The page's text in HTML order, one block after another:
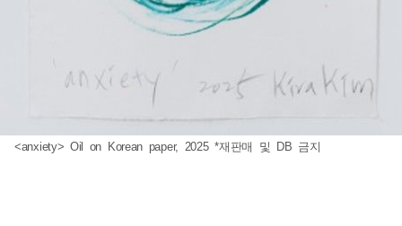
<anxiety> Oil on Korean paper, 2025 *재판매 및 DB 금지